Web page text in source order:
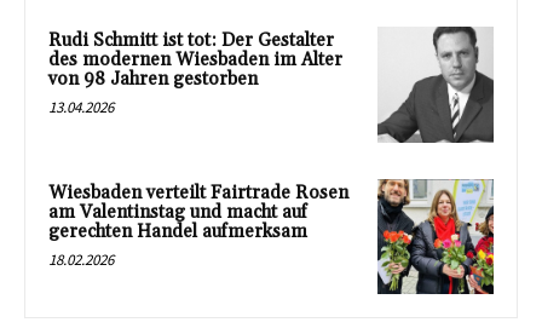
Rudi Schmitt ist tot: Der Gestalter
des modernen Wiesbaden im Alter
von 98 Jahren gestorben
13.04.2026
Wiesbaden verteilt Fairtrade Rosen
am Valentinstag und macht auf
gerechten Handel aufmerksam
18.02.2026